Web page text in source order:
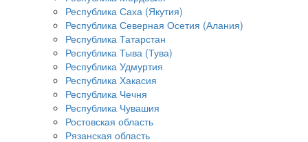
Республика Саха (Якутия)
Республика Северная Осетия (Алания)
Республика Татарстан
Республика Тыва (Тува)
Республика Удмуртия
Республика Хакасия
Республика Чечня
Республика Чувашия
Ростовская область
Рязанская область